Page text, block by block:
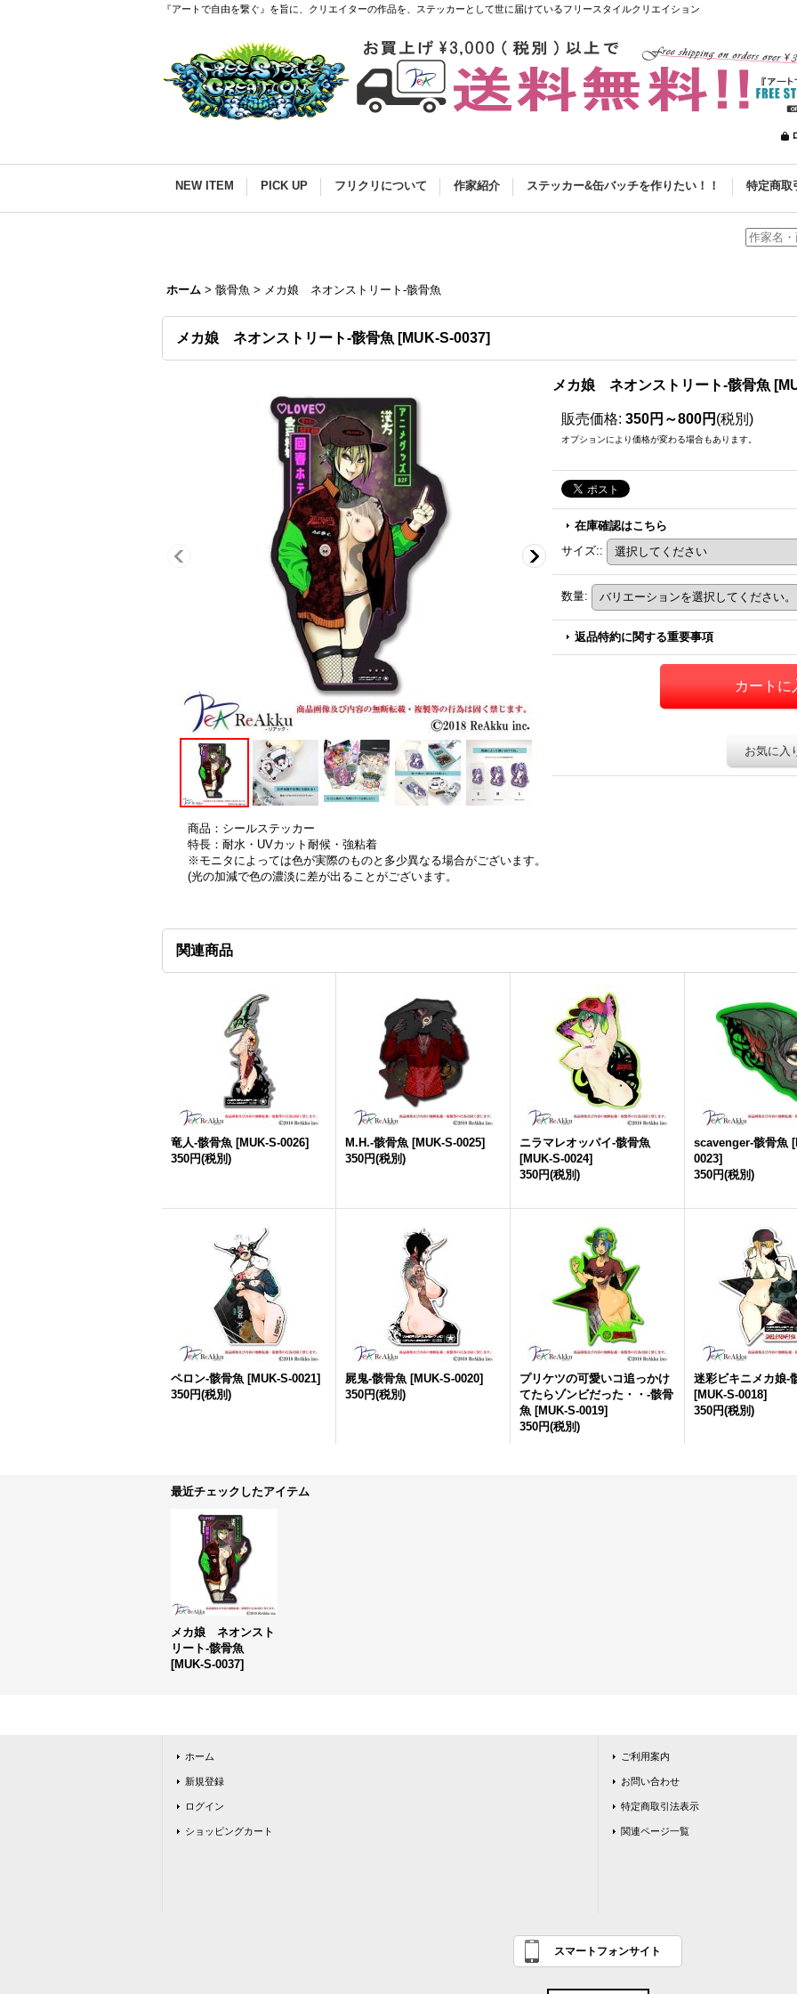
『アートで自由を繋ぐ』を旨に、クリエイターの作品を、ステッカーとして世に届けているフリースタイルクリエイション
NEW ITEM PICK UP フリクリについて 作家紹介 ステッカー&缶バッチを作りたい！！ 特定商取
ホーム > 骸骨魚 > メカ娘 ネオンストリート-骸骨魚
メカ娘 ネオンストリート-骸骨魚 [MUK-S-0037]
メカ娘 ネオンストリート-骸骨魚 [
販売価格: 350円～800円 (税別)
オプションにより価格が変わる場合もあります。
在庫確認はこちら
サイズ::
数量:
返品特約に関する重要事項
お気に入
商品：シールステッカー
特長：耐水・UVカット耐候・強粘着
※モニタによっては色が実際のものと多少異なる場合がございます。
(光の加減で色の濃淡に差が出ることがございます。
関連商品
竜人-骸骨魚 [MUK-S-0026]
350円(税別)
M.H.-骸骨魚 [MUK-S-0025]
350円(税別)
ニラマレオッパイ-骸骨魚
[MUK-S-0024]
350円(税別)
scavenger-骸骨魚 [
0023]
350円(税別)
ペロン-骸骨魚 [MUK-S-0021]
350円(税別)
屍鬼-骸骨魚 [MUK-S-0020]
350円(税別)
プリケツの可愛いコ追っかけ
てたらゾンビだった・・-骸骨
魚 [MUK-S-0019]
350円(税別)
迷彩ビキニメカ娘-
[MUK-S-0018]
350円(税別)
最近チェックしたアイテム
メカ娘 ネオンスト
リート-骸骨魚
[MUK-S-0037]
ホーム
新規登録
ログイン
ショッピングカート
ご利用案内
お問い合わせ
特定商取引法表示
関連ページ一覧
スマートフォンサイト